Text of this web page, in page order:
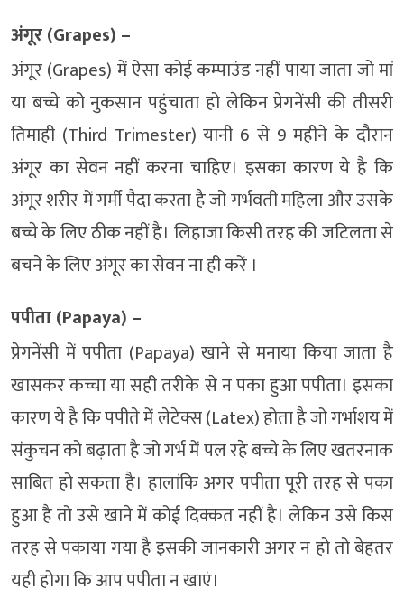
अंगूर (Grapes) –
अंगूर (Grapes) में ऐसा कोई कम्पाउंड नहीं पाया जाता जो मां
या बच्चे को नुकसान पहुंचाता हो लेकिन प्रेगनेंसी की तीसरी
तिमाही (Third Trimester) यानी 6 से 9 महीने के दौरान
अंगूर का सेवन नहीं करना चाहिए। इसका कारण ये है कि
अंगूर शरीर में गर्मी पैदा करता है जो गर्भवती महिला और उसके
बच्चे के लिए ठीक नहीं है। लिहाजा किसी तरह की जटिलता से
बचने के लिए अंगूर का सेवन ना ही करें ।
पपीता (Papaya) –
प्रेगनेंसी में पपीता (Papaya) खाने से मनाया किया जाता है
खासकर कच्चा या सही तरीके से न पका हुआ पपीता। इसका
कारण ये है कि पपीते में लेटेक्स (Latex) होता है जो गर्भाशय में
संकुचन को बढ़ाता है जो गर्भ में पल रहे बच्चे के लिए खतरनाक
साबित हो सकता है। हालांकि अगर पपीता पूरी तरह से पका
हुआ है तो उसे खाने में कोई दिक्कत नहीं है। लेकिन उसे किस
तरह से पकाया गया है इसकी जानकारी अगर न हो तो बेहतर
यही होगा कि आप पपीता न खाएं।